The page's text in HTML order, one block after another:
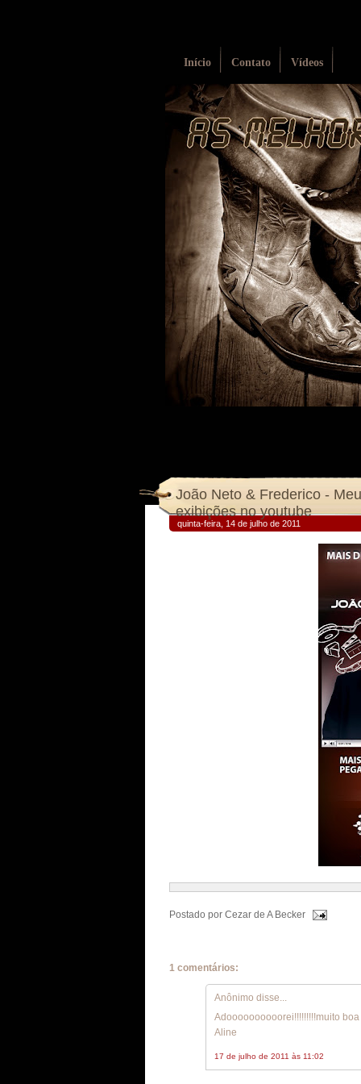
Início Contato Vídeos
João Neto & Frederico -
exibições no youtube
quinta-feira, 14 de julho de 2011
Postado por Cezar de A Becker
1 comentários:
Anônimo disse...
Adoooooooooorei!!!!!!!!!muito boa
Aline
17 de julho de 2011 às 11:02